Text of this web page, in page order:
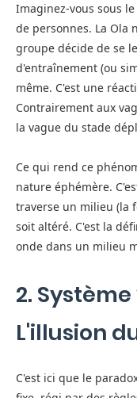
Imaginez-vous sous
de personnes. La
groupe décide de se
d'entraînement (ou
même. C'est une
Contrairement aux
la vague du stade
Ce qui rend ce
nature éphémère.
traverse un milieu (la
soit altéré. C'est la
onde dans un milieu
2.
L'illusion
C'est ici que le